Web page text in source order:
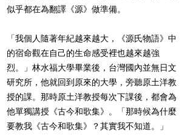
似乎都在為翻譯《源》做準備。
「我個人隨著年紀越來越大，《源氏物語》中
的宿命觀在自己的生命感受裡也越來越強
烈。」林水福大學畢業後，台灣國內並無日文
研究所，他就回到原來的大學，旁聽原土洋教
授的課。那時原土洋教授每次下課後，都會為
他單獨講授《古今和歌集》。「那時候為什麼
要教我《古今和歌集》？其實我不知道。」